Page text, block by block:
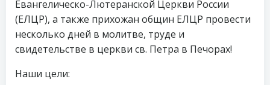
Евангелическо-Лютеранской Церкви России
(ЕЛЦР), а также прихожан общин ЕЛЦР провести
несколько дней в молитве, труде и
свидетельстве в церкви св. Петра в Печорах!
Наши цели: